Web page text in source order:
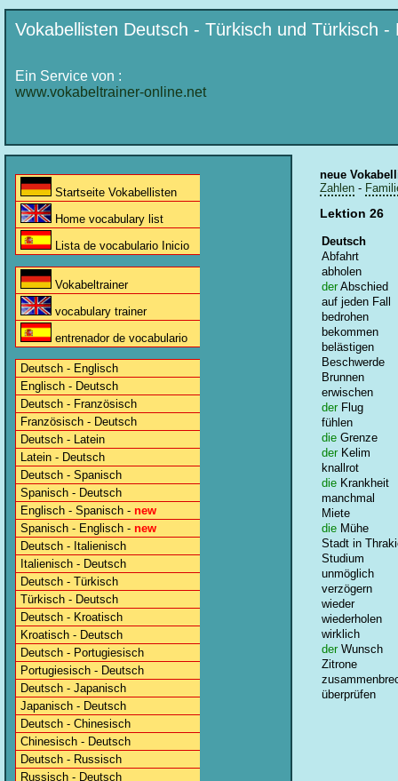
Vokabellisten Deutsch - Türkisch und Türkisch -
Ein Service von :
www.vokabeltrainer-online.net
Startseite Vokabellisten
Home vocabulary list
Lista de vocabulario Inicio
Vokabeltrainer
vocabulary trainer
entrenador de vocabulario
Deutsch - Englisch
Englisch - Deutsch
Deutsch - Französisch
Französisch - Deutsch
Deutsch - Latein
Latein - Deutsch
Deutsch - Spanisch
Spanisch - Deutsch
Englisch - Spanisch - new
Spanisch - Englisch - new
Deutsch - Italienisch
Italienisch - Deutsch
Deutsch - Türkisch
Türkisch - Deutsch
Deutsch - Kroatisch
Kroatisch - Deutsch
Deutsch - Portugiesisch
Portugiesisch - Deutsch
Deutsch - Japanisch
Japanisch - Deutsch
Deutsch - Chinesisch
Chinesisch - Deutsch
Deutsch - Russisch
Russisch - Deutsch
neue
Zahlen -
Lektion 26
Deutsch
Abfahrt
abholen
derAbschied
auf jeden Fall
bedrohen
bekommen
belästigen
Beschwerde
Brunnen
erwischen
der Flug
fühlen
die Grenze
der Kelim
knallrot
die Krankheit
manchmal
Miete
die Mühe
Stadt in
Studium
unmöglich
verzögern
wieder
wiederholen
wirklich
der Wunsch
Zitrone
überprüfen